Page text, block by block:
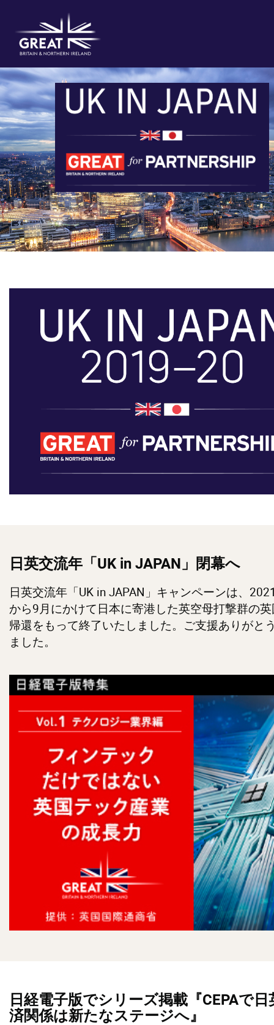
日英交流年「UK in JAPAN」閉幕へ
日英交流年「UK in JAPAN」キャンペーンは、
から9月にかけて日本に寄港した英空母打撃群の
帰還をもって終了いたしました。ご支援ありがと
ました。
日経電子版でシリーズ掲載『CEPAで日
済関係は新たなステージへ』